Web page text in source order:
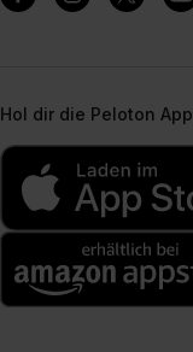
Hol dir die Peloton App